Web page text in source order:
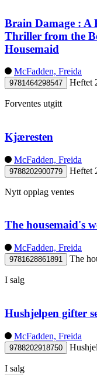
Brain Damage : A
Thriller from the
Housemaid
McFadden, Freida
9781464298547 Heftet
Forventes utgitt
Kjæresten
McFadden, Freida
9788202900779 Heftet
Nytt opplag ventes
The housemaid's
McFadden, Freida
9781628861891 The
I salg
Hushjelpen gifter
McFadden, Freida
9788202918750
I salg